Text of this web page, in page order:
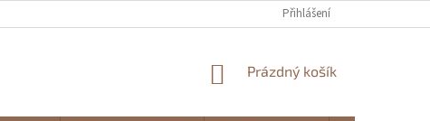
Přihlášení
NÁKUPNÍ
Prázdný košík